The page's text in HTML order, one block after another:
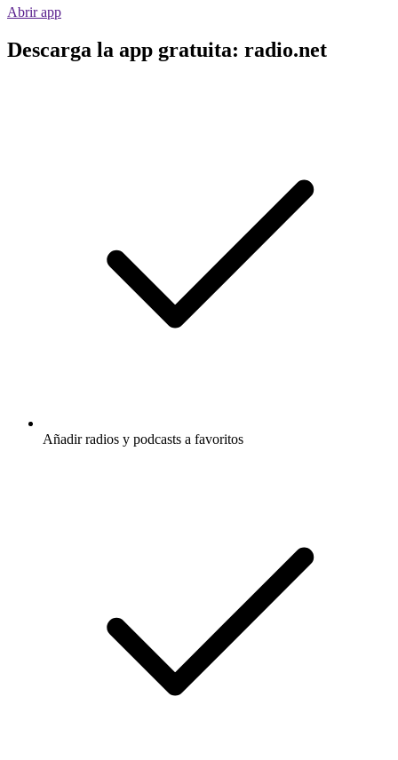
Abrir app
Descarga la app gratuita: radio.net
Añadir radios y podcasts a favoritos